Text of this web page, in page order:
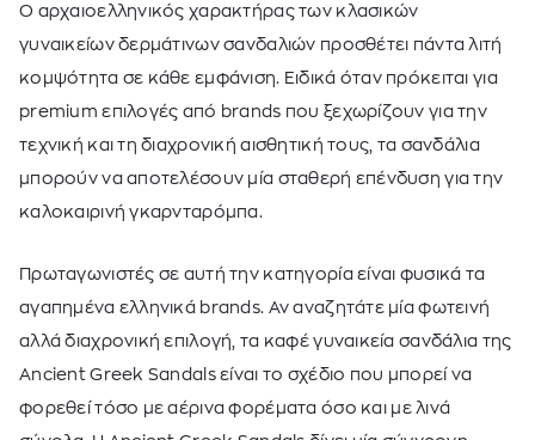
Ο αρχαιοελληνικός χαρακτήρας των κλασικών
γυναικείων δερμάτινων σανδαλιών προσθέτει πάντα λιτή
κομψότητα σε κάθε εμφάνιση. Ειδικά όταν πρόκειται για
premium επιλογές από brands που ξεχωρίζουν για την
τεχνική και τη διαχρονική αισθητική τους, τα σανδάλια
μπορούν να αποτελέσουν μία σταθερή επένδυση για την
καλοκαιρινή γκαρνταρόμπα.
Πρωταγωνιστές σε αυτή την κατηγορία είναι φυσικά τα
αγαπημένα ελληνικά brands. Αν αναζητάτε μία φωτεινή
αλλά διαχρονική επιλογή, τα καφέ γυναικεία σανδάλια της
Ancient Greek Sandalsείναι το σχέδιο που μπορεί να
φορεθεί τόσο με αέριναφορέματα όσο και με λινά